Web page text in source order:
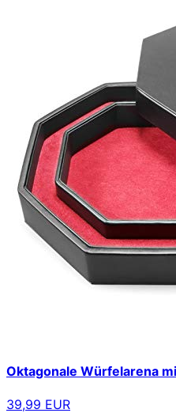
Oktagonale Würfelarena
39,99 EUR